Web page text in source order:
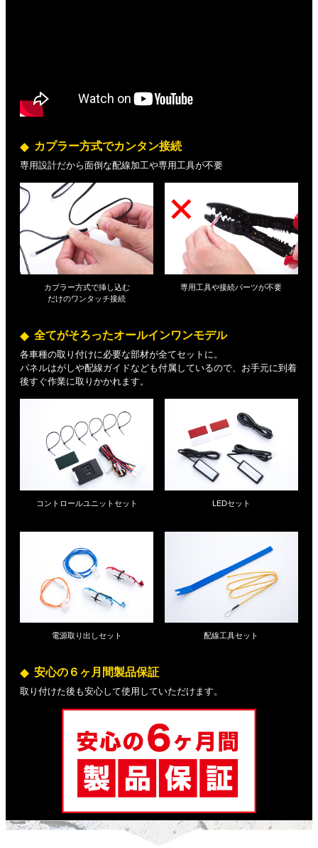
カプラー方式でカンタン接続
専用設計だから面倒な配線加工や専用工具が不要
カプラー方式で挿し込む
だけのワンタッチ接続
専用工具や接続パーツが不要
全てがそろったオールインワンモデル
各車種の取り付けに必要な部材が全てセットに。
パネルはがしや配線ガイドなども付属しているので、お手元に到着
後すぐ作業に取りかかれます。
コントロールユニットセット LEDセット
電源取り出しセット 配線工具セット
安心の６ヶ月間製品保証
取り付けた後も安心して使用していただけます。